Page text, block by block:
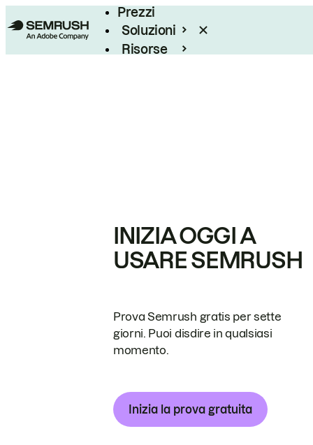
Prezzi
Soluzioni
Risorse
INIZIA OGGI A
USARE SEMRUSH
Prova Semrush gratis per sette
giorni. Puoi disdire in qualsiasi
momento.
Inizia la prova gratuita